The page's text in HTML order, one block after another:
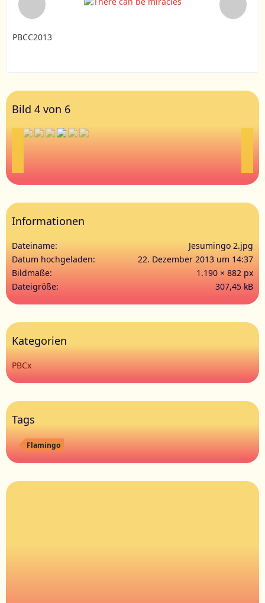
PBCC2013
Bild 4 von 6
Informationen
Dateiname
Jesumingo 2.jpg
Datum hochgeladen
22. Dezember 2013 um 14:37
Bildmaße
1.190 × 882 px
Dateigröße
307,45 kB
Kategorien
PBCx
Tags
Flamingo